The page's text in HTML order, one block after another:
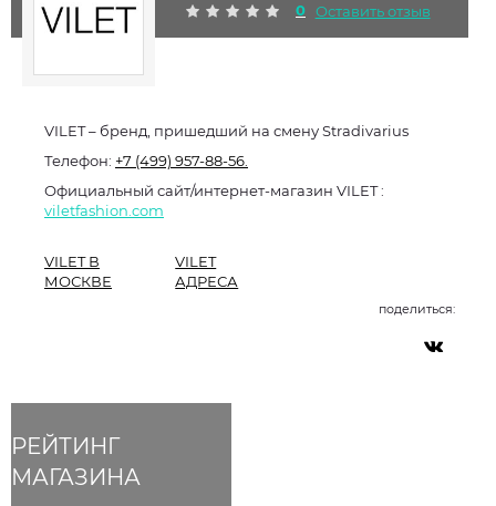
0 Оставить отзыв
РЕЙТИНГ
МАГАЗИНА
VILET – бренд, пришедший на смену Stradivarius
Телефон: +7 (499) 957-88-56.
Официальный сайт/интернет-магазин VILET :
viletfashion.com
VILET В
МОСКВЕ
VILET
АДРЕСА
поделиться: